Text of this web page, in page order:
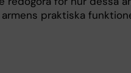
praktiska